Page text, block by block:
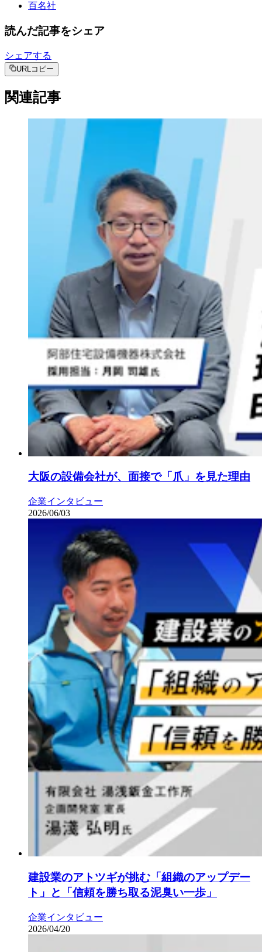
百名社
読んだ記事をシェア
シェアする
URLコピー
関連記事
大阪の設備会社が、面接で「爪」を見た理由
企業インタビュー
2026/06/03
建設業のアトツギが挑む「組織のアップデー
ト」と「信頼を勝ち取る泥臭い一歩」
企業インタビュー
2026/04/20